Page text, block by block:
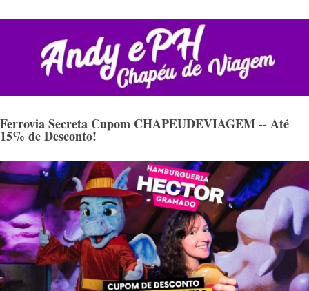
Ferrovia Secreta Cupom CHAPEUDEVIAGEM -- Até
15% de Desconto!